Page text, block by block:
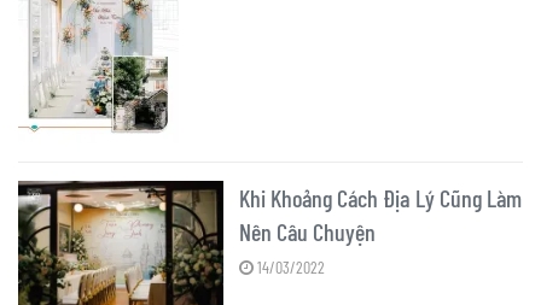
Khi Khoảng Cách Địa Lý Cũng Làm
Nên Câu Chuyện
14/03/2022